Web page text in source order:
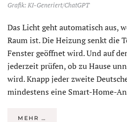
Grafik: KI-Generiert/ChatGPT
Das Licht geht automatisch aus,
Raum ist. Die Heizung senkt die
Fenster geöffnet wird. Und auf
jederzeit prüfen, ob zu Hause
wird. Knapp jeder zweite
mindestens eine Smart-Home-
MEHR …